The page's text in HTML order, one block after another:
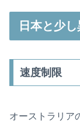
日本と少
速度制限
オーストラリア